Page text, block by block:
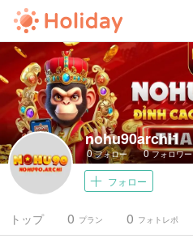
nohu90archi1
0フォロー 0フォロワー
フォロー
トップ プラン
0 フォトレポ
0